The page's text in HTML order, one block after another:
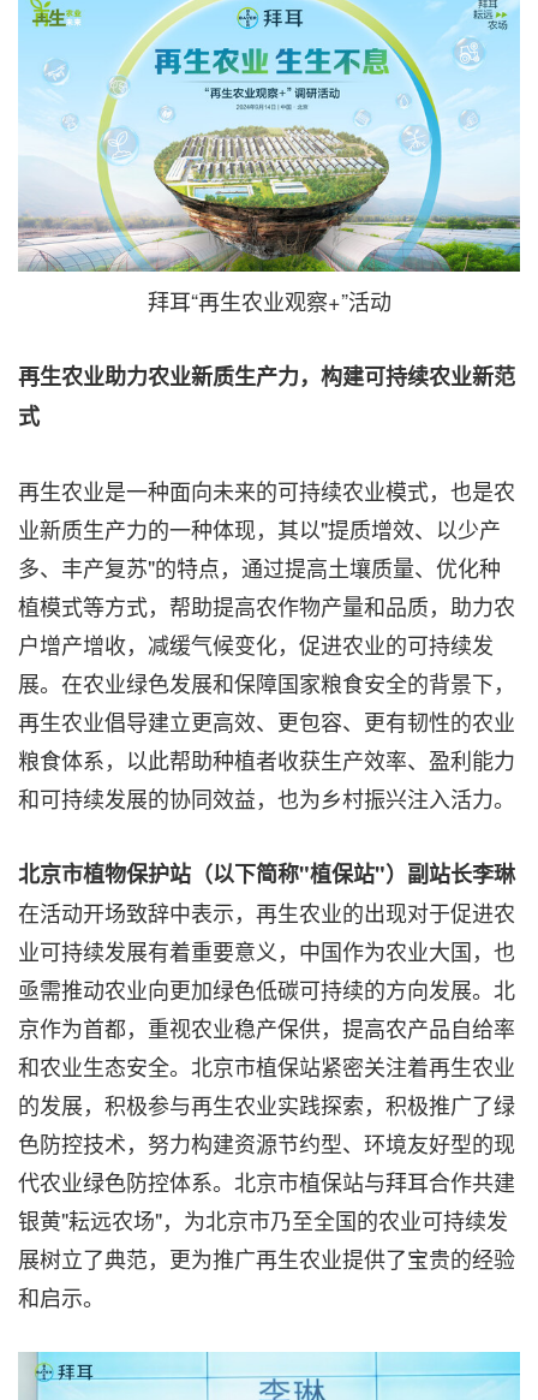
拜耳“再生农业观察+”活动
再生农业助力农业新质生产力，构建可持续农业新范
式
再生农业是一种面向未来的可持续农业模式，也是农
业新质生产力的一种体现，其以"提质增效、以少产
多、丰产复苏"的特点，通过提高土壤质量、优化种
植模式等方式，帮助提高农作物产量和品质，助力农
户增产增收，减缓气候变化，促进农业的可持续发
展。在农业绿色发展和保障国家粮食安全的背景下，
再生农业倡导建立更高效、更包容、更有韧性的农业
粮食体系，以此帮助种植者收获生产效率、盈利能力
和可持续发展的协同效益，也为乡村振兴注入活力。
北京市植物保护站（以下简称"植保站"）副站长李琳
在活动开场致辞中表示，再生农业的出现对于促进农
业可持续发展有着重要意义，中国作为农业大国，也
亟需推动农业向更加绿色低碳可持续的方向发展。北
京作为首都，重视农业稳产保供，提高农产品自给率
和农业生态安全。北京市植保站紧密关注着再生农业
的发展，积极参与再生农业实践探索，积极推广了绿
色防控技术，努力构建资源节约型、环境友好型的现
代农业绿色防控体系。北京市植保站与拜耳合作共建
银黄"耘远农场"，为北京市乃至全国的农业可持续发
展树立了典范，更为推广再生农业提供了宝贵的经验
和启示。